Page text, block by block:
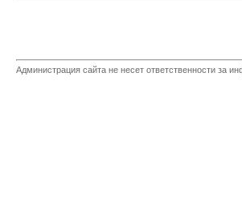
Администрация сайта не несет ответственности